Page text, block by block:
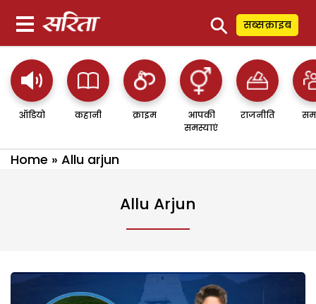
⚲ सब्सक्राइब
ऑडियो कहानी क्राइम
आपकी
समस्याएं
राजनीति
Home » Allu arjun
Allu Arjun